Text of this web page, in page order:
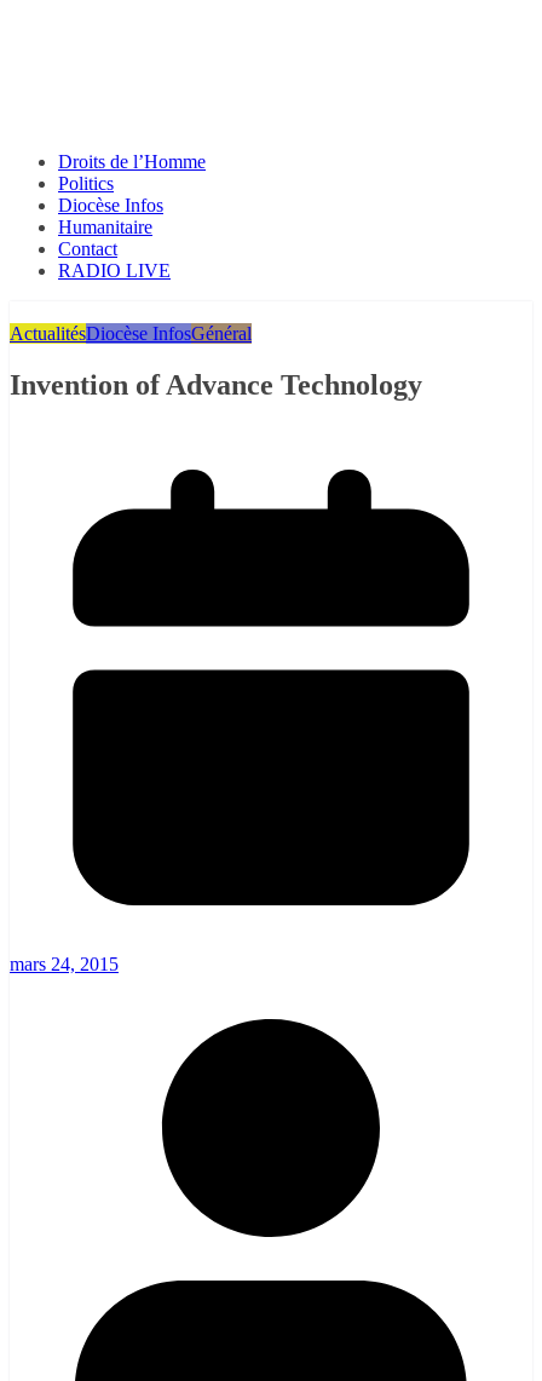
Droits de l’Homme
Politics
Diocèse Infos
Humanitaire
Contact
RADIO LIVE
ActualitésDiocèse InfosGénéral
Invention of Advance Technology
mars 24, 2015